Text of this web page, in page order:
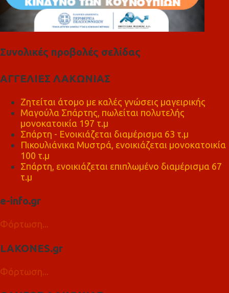
Συνολικές προβολές σελίδας
ΑΓΓΕΛΙΕΣ ΛΑΚΩΝΙΑΣ
Ζητείται άτομο με καλές γνώσεις μαγειρικής
Μαγούλα Σπάρτης, πωλείται πολυτελής
μονοκατοικία 197 τ.μ
Σπάρτη - Ενοικιάζεται διαμέρισμα 63 τ.μ
Πικουλιάνικα Μυστρά, ενοικιάζεται μονοκατοικία
100 τ.μ
Σπάρτη, ενοικιάζεται επιπλωμένο διαμέρισμα 67
τ.μ
e-info.gr
Φόρτωση...
LAKONES.gr
Φόρτωση...